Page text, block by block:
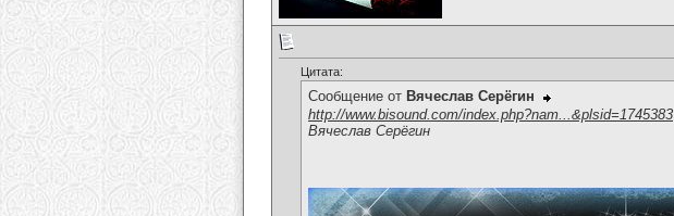
Цитата:
Сообщение от Вячеслав Серёгин
http://www.bisound.com/index.php?nam...&plsid=1745383
Вячеслав Серёгин